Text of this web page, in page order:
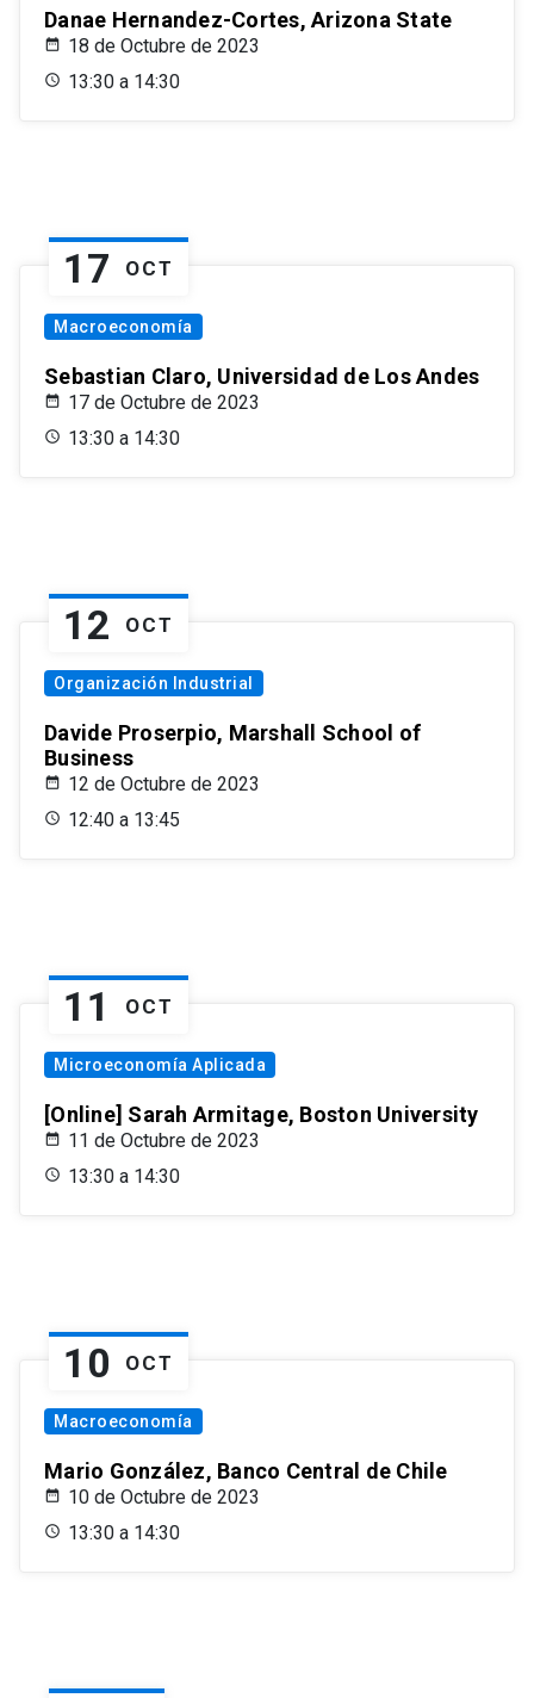
Danae Hernandez-Cortes, Arizona State
18 de Octubre de 2023
13:30 a 14:30
17 OCT
Macroeconomía
Sebastian Claro, Universidad de Los Andes
17 de Octubre de 2023
13:30 a 14:30
12 OCT
Organización Industrial
Davide Proserpio, Marshall School of
Business
12 de Octubre de 2023
12:40 a 13:45
11 OCT
Microeconomía Aplicada
[Online] Sarah Armitage, Boston University
11 de Octubre de 2023
13:30 a 14:30
10 OCT
Macroeconomía
Mario González, Banco Central de Chile
10 de Octubre de 2023
13:30 a 14:30